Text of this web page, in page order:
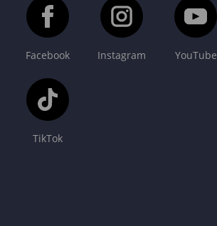
Facebook Instagram YouTube
TikTok